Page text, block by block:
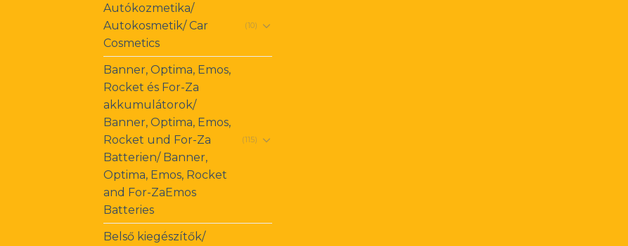
Autókozmetika/
Autokosmetik/ Car
Cosmetics
(10)
Banner, Optima, Emos,
Rocket és For-Za
akkumulátorok/
Banner, Optima, Emos,
Rocket und For-Za
Batterien/ Banner,
Optima, Emos, Rocket
and For-ZaEmos
Batteries
(115)
Belső kiegészítők/